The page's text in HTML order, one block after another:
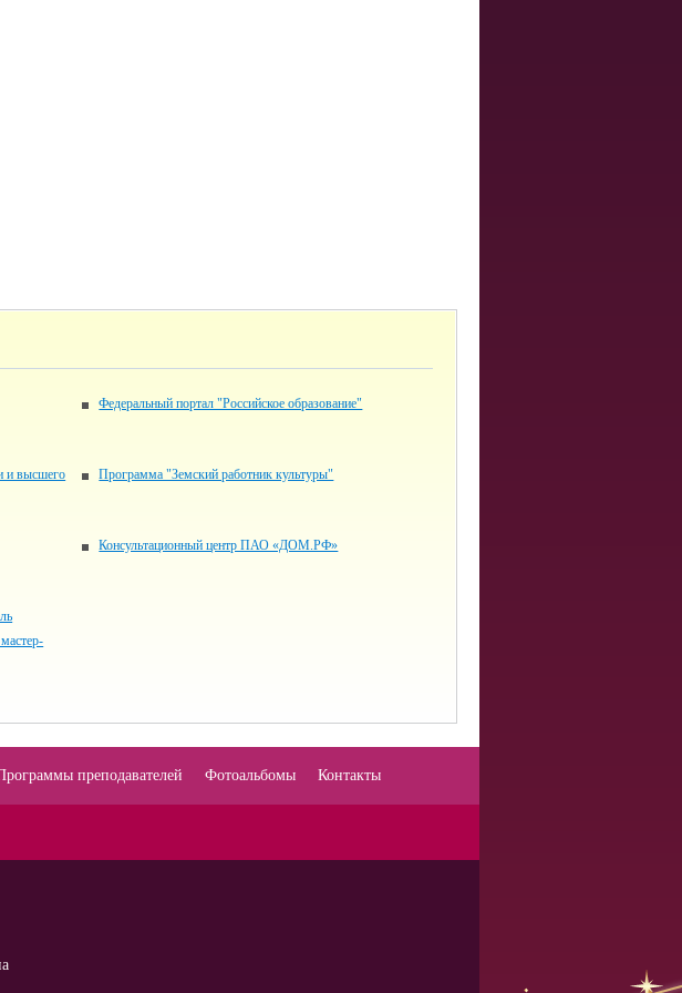
Федеральный портал "Российское образование"
и высшего
Программа "Земский работник культуры"
Консультационный центр ПАО «ДОМ.РФ»
преподавателей Фотоальбомы Контакты